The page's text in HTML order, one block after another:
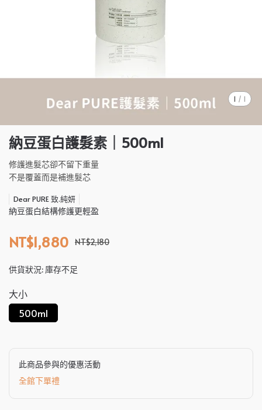
1 / 1
納豆蛋白護髮素｜500ml
修護進髮芯卻不留下重量
不是覆蓋而是補進髮芯
Dear PURE 致.純妍
納豆蛋白結構修護更輕盈
NT$1,880 NT$2,180
供貨狀況: 庫存不足
大小
500ml
此商品參與的優惠活動
全館下單禮